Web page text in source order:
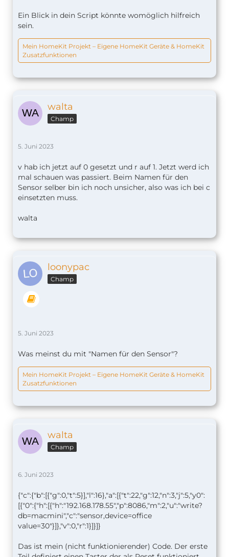
Ein Blick in dein Script könnte womöglich hilfreich
sein.
Mein HomeKit Projekt – Eigene HomeKit Geräte & HomeKit
Zusatzfunktionen
walta
Champ
5. Juni 2023
v hab ich jetzt auf 0 gesetzt und r auf 1. Jetzt werd ich
mal schauen was passiert. Beim Namen für den
Sensor selber bin ich noch unsicher, also was ich bei c
einsetzten muss.
walta
loonypac
Champ
5. Juni 2023
Was meinst du mit "Namen für den Sensor"?
Mein HomeKit Projekt – Eigene HomeKit Geräte & HomeKit
Zusatzfunktionen
walta
Champ
6. Juni 2023
{"c":{"b":[{"g":0,"t":5}],"l":16},"a":[{"t":22,"g":12,"n":3,"j":5,"y0":
[{"0":{"h":[{"h":"192.168.178.55","p":8086,"m":2,"u":"write?
db=macmini","c":"sensor,device=office
value=30"}]},"v":0,"r":1}]}]}
Das ist mein (nicht funktionierender) Code. Der erste